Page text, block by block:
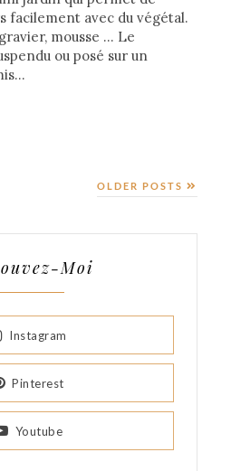
facilement avec du végétal.
mousse … Le
ou posé sur un
OLDER POSTS
Moi
Instagram
Pinterest
Youtube